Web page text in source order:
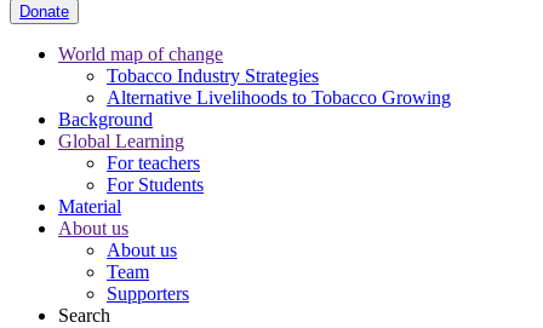
Donate
World map of change
Tobacco Industry Strategies
Alternative Livelihoods to Tobacco Growing
Background
Global Learning
For teachers
For Students
Material
About us
About us
Team
Supporters
Search